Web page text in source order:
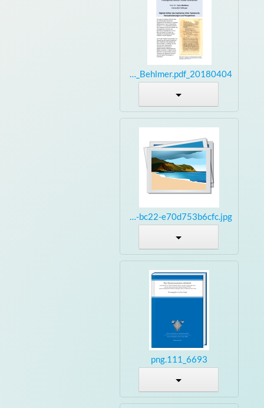
20180404_Vortrag_Behlmer.pdf
30d2a521-9427-4e4a-bc22-e70d753b6cfc.jpg
6693_111.png